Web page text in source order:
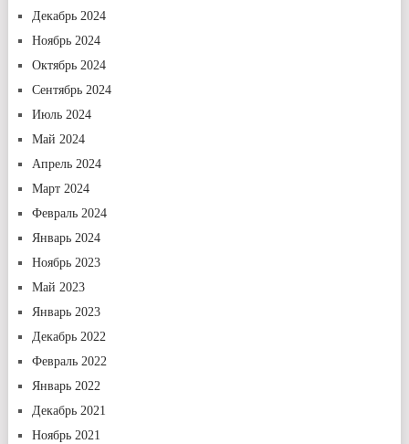
Декабрь 2024
Ноябрь 2024
Октябрь 2024
Сентябрь 2024
Июль 2024
Май 2024
Апрель 2024
Март 2024
Февраль 2024
Январь 2024
Ноябрь 2023
Май 2023
Январь 2023
Декабрь 2022
Февраль 2022
Январь 2022
Декабрь 2021
Ноябрь 2021